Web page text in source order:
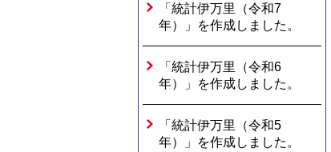
「統計伊万里（令和7
年）」を作成しました。
「統計伊万里（令和6
年）」を作成しました。
「統計伊万里（令和5
年）」を作成しました。